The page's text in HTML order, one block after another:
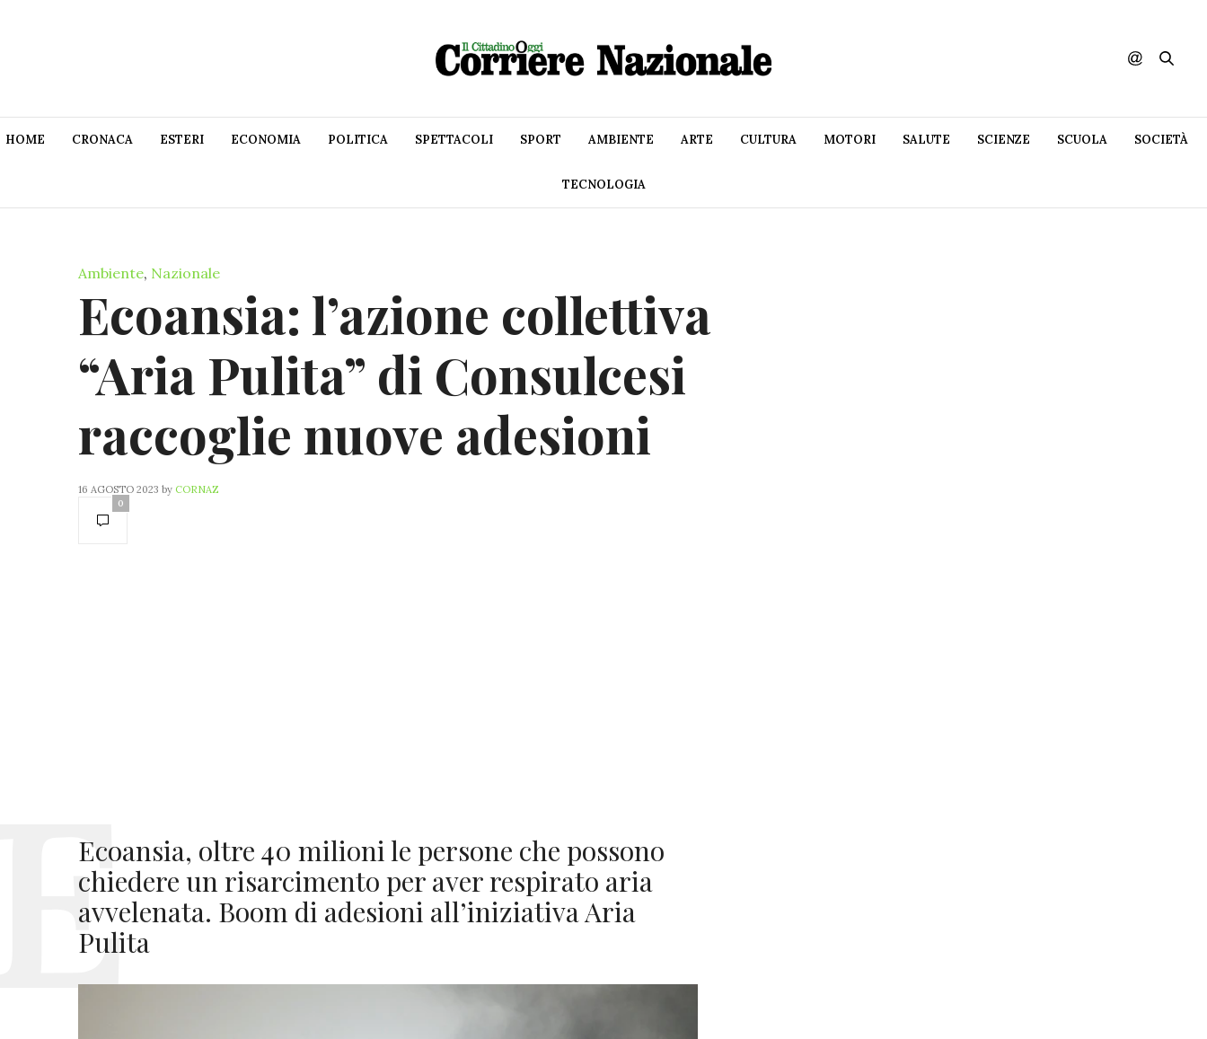
HOME CRONACA ESTERI ECONOMIA POLITICA SPETTACOLI SPORT AMBIENTE ARTE CULTURA MOTORI SALUTE SCIENZE SCUOLA SOCIETÀ
TECNOLOGIA
Ambiente, Nazionale
Ecoansia: l’azione collettiva
“Aria Pulita” di Consulcesi
raccoglie nuove adesioni
16 AGOSTO 2023 by CORNAZ
0
Ecoansia, oltre 40 milioni le persone che possono
chiedere un risarcimento per aver respirato aria
avvelenata. Boom di adesioni all’iniziativa Aria
Pulita